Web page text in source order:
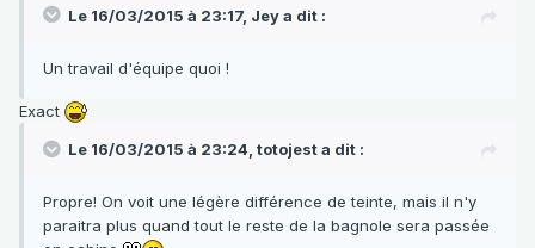
Le 16/03/2015 à 23:17, Jey a dit :
Un travail d'équipe quoi !
Exact
Le 16/03/2015 à 23:24, totojest a dit :
Propre! On voit une légère différence de teinte, mais il n'y
paraitra plus quand tout le reste de la bagnole sera passée